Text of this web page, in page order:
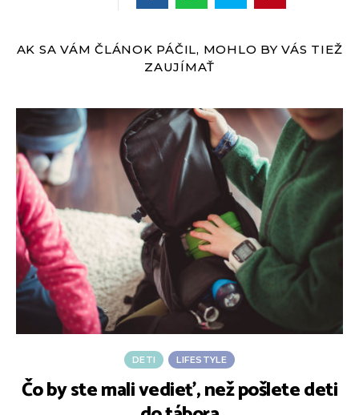
AK SA VÁM ČLÁNOK PÁČIL, MOHLO BY VÁS TIEŽ
ZAUJÍMAŤ
DETI LIFESTYLE
Čo by ste mali vedieť, než pošlete deti